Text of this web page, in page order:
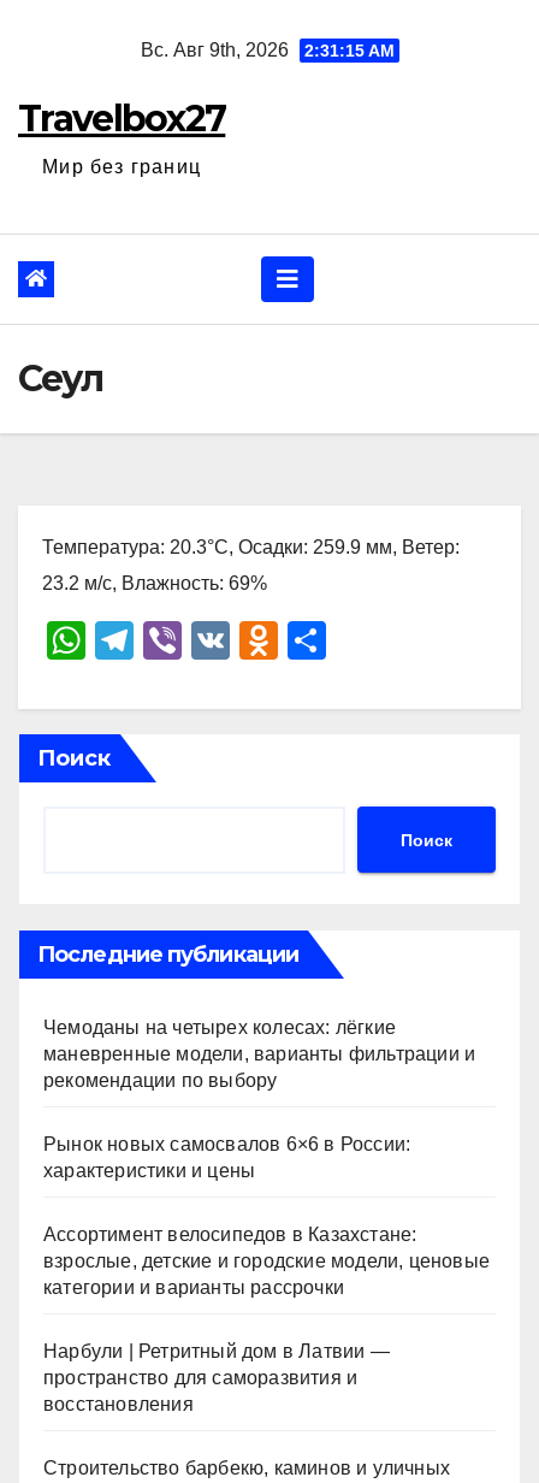
Вс. Авг 9th, 2026 2:31:16 AM
Travelbox27
Мир без границ
Сеул
Температура: 20.3°C, Осадки: 259.9 мм, Ветер:
23.2 м/с, Влажность: 69%
W
at
s
A
T
e
gr
a
Vi
er
V
O
n
ki
р
ть
Поиск
Поиск
Последние публикации
Чемоданы на четырех колесах: лёгкие
маневренные модели, варианты фильтрации и
рекомендации по выбору
Рынок новых самосвалов 6×6 в России:
характеристики и цены
Ассортимент велосипедов в Казахстане:
взрослые, детские и городские модели, ценовые
категории и варианты рассрочки
Нарбули | Ретритный дом в Латвии —
пространство для саморазвития и
восстановления
Строительство барбекю, каминов и уличных